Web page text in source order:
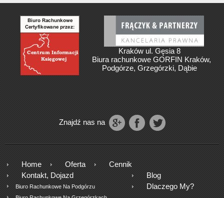
Kraków ul. Gęsia 8
Biura rachunkowe GORFIN Kraków,
Podgórze, Grzegórzki, Dąbie
Znajdź nas na
Home Oferta
Cennik
Kontakt, Dojazd
Biuro Rachunkowe Na Podgórzu
Blog
Dlaczego My?